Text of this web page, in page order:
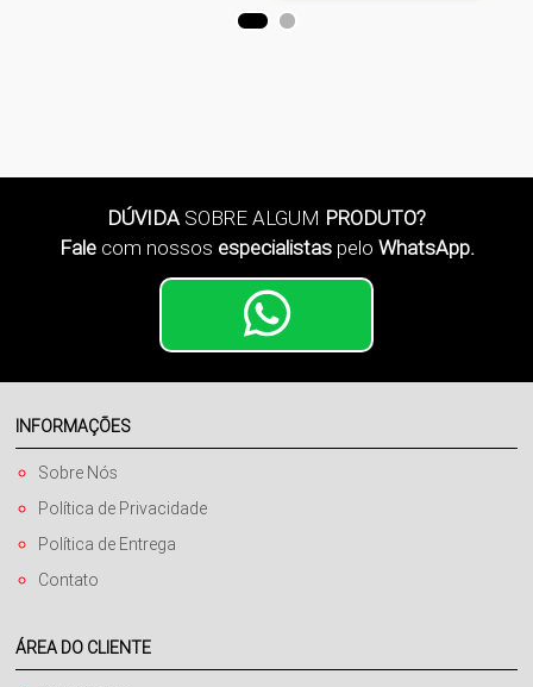
DÚVIDA SOBRE ALGUM PRODUTO?
Falecom nossos especialistaspelo WhatsApp.
INFORMAÇÕES
Sobre Nós
Política de Privacidade
Política de Entrega
Contato
ÁREA DO CLIENTE